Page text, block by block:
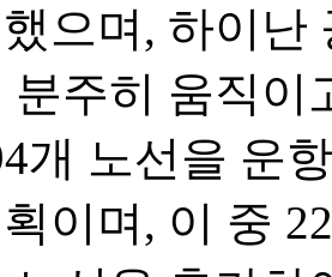
으며, 하이난
분주히 움직이
개 노선을 운
이며, 이 중